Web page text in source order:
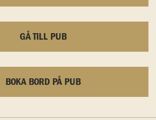
GÅ TILL PUB
BOKA BORD PÅ PUB